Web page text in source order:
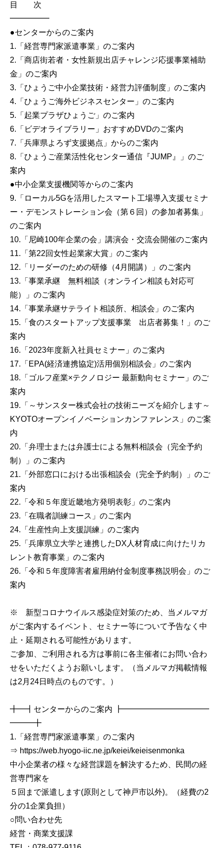
目 次
━━━━━
●センターからのご案内
1.「経営専門家派遣事業」のご案内
2.「商店街若者・女性新規出店チャレンジ応援事業補助
金」のご案内
3.「ひょうご中小企業技術・経営力評価制度」のご案内
4.「ひょうご海外ビジネスセンター」のご案内
5.「起業プラザひょうご」のご案内
6.「ビデオライブラリー」おすすめDVDのご案内
7.「兵庫県よろず支援拠点」からのご案内
8.「ひょうご産業活性化センター通信『JUMP』」のご
案内
●中小企業支援機関等からのご案内
9.「ローカル5Gを活用したスマート工場導入支援セミナ
ー・デモンストレーション会（第６回）の参加者募集」
のご案内
10.「尼崎100年企業の会」講演会・交流会開催のご案内
11.「第22回女性起業家大賞」のご案内
12.「リーダーのための研修（4月開講）」のご案内
13.「事業承継 無料相談（オンライン相談も対応可
能）」のご案内
14.「事業承継サテライト相談所、相談会」のご案内
15.「食のスタートアップ支援事業 出店者募集！」のご
案内
16.「2023年度新入社員セミナー」のご案内
17.「EPA(経済連携協定)活用個別相談会」のご案内
18.「ゴルフ産業×テクノロジー 最新動向セミナー」のご
案内
19.「～サンスター株式会社の技術ニーズを紹介します～
KYOTOオープンイノベーションカンファレンス」のご案
内
20.「弁理士または弁護士による無料相談会（完全予約
制）」のご案内
21.「外部窓口における出張相談会（完全予約制）」のご
案内
22.「令和５年度近畿地方発明表彰」のご案内
23.「在職者訓練コース」のご案内
24.「生産性向上支援訓練」のご案内
25.「兵庫県立大学と連携したDX人材育成に向けたリカ
レント教育事業」のご案内
26.「令和５年度障害者雇用納付金制度事務説明会」のご
案内
※ 新型コロナウイルス感染症対策のため、当メルマガ
がご案内するイベント、セミナー等について予告なく中
止・延期される可能性があります。
ご参加、ご利用される方は事前に各主催者にお問い合わ
せをいただくようお願いします。（当メルマガ掲載情報
は2月24日時点のものです。）
╋━┫センターからのご案内 ┣━━━━━━━━━━━
━━━╋
1.「経営専門家派遣事業」のご案内
⇒ https://web.hyogo-iic.ne.jp/keiei/keieisenmonka
中小企業者の様々な経営課題を解決するため、民間の経
営専門家を
５回まで派遣します(原則として神戸市以外)。（経費の2
分の1企業負担）
○問い合わせ先
経営・商業支援課